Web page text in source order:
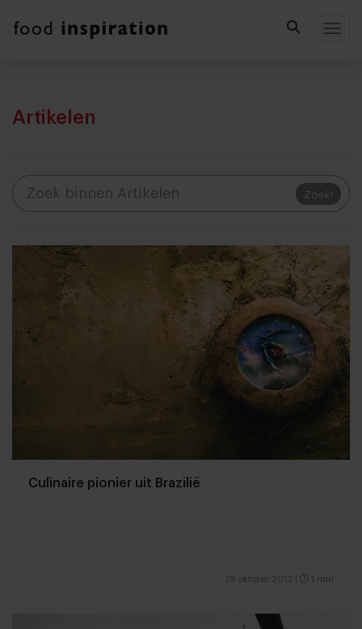
Artikelen
Zoek!
Culinaire pionier uit Brazilië
28 oktober 2013 1 min